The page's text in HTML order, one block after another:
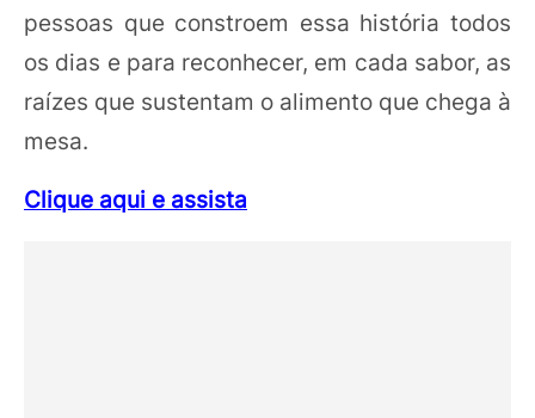
pessoas que constroem essa história todos
os dias e para reconhecer, em cada sabor, as
raízes que sustentam o alimento que chega à
mesa.
Clique aqui e assista